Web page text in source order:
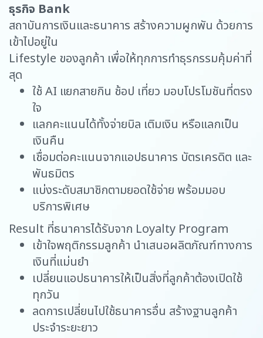
ธุรกิจ Bank
สถาบันการเงินและธนาคาร สร้างความผูกพัน ด้วยการ
เข้าไปอยู่ใน
Lifestyle ของลูกค้า เพื่อให้ทุกการทำธุรกรรมคุ้มค่าที่
สุด
ใช้ AI แยกสายกิน ช้อป เที่ยว มอบโปรโมชันที่ตรง
ใจ
แลกคะแนนได้ทั้งจ่ายบิล เติมเงิน หรือแลกเป็น
เงินคืน
เชื่อมต่อคะแนนจากแอปธนาคาร บัตรเครดิต และ
พันธมิตร
แบ่งระดับสมาชิกตามยอดใช้จ่าย พร้อมมอบ
บริการพิเศษ
Result ที่ธนาคารได้รับจาก Loyalty Program
เข้าใจพฤติกรรมลูกค้า นำเสนอผลิตภัณฑ์ทางการ
เงินที่แม่นยำ
เปลี่ยนแอปธนาคารให้เป็นสิ่งที่ลูกค้าต้องเปิดใช้
ทุกวัน
ลดการเปลี่ยนไปใช้ธนาคารอื่น สร้างฐานลูกค้า
ประจำระยะยาว